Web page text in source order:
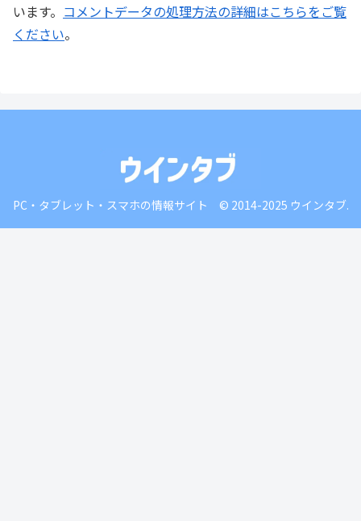
います。 コメントデータの処理方法の詳細はこちらをご覧
ください。
PC・タブレット・スマホの情報サイト © 2014-2025 ウインタブ.